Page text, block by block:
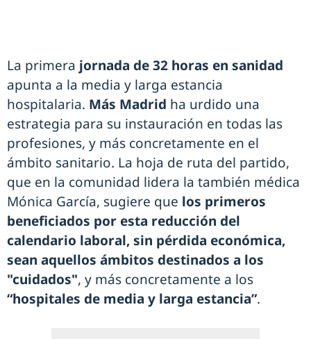
La primera jornada de 32 horas en sanidad
apunta a la media y larga estancia
hospitalaria. Más Madrid ha urdido una
estrategia para su instauración en todas las
profesiones, y más concretamente en el
ámbito sanitario. La hoja de ruta del partido,
que en la comunidad lidera la también médica
Mónica García, sugiere que los primeros
beneficiados por esta reducción del
calendario laboral, sin pérdida económica,
sean aquellos ámbitos destinados a los
"cuidados", y más concretamente a los
“hospitales de media y larga estancia”.